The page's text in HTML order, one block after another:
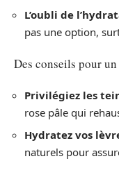
L’oubli de
pas une option,
Des conseils pour
Privilégiez les
rose pâle qui
Hydratez vos
naturels pour